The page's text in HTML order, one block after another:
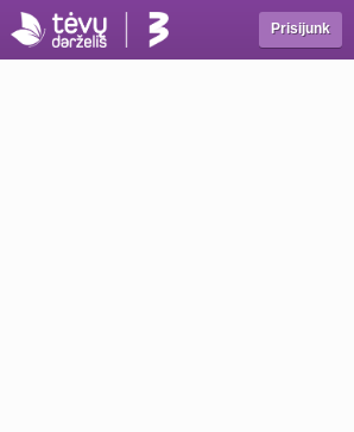
Prisijunk